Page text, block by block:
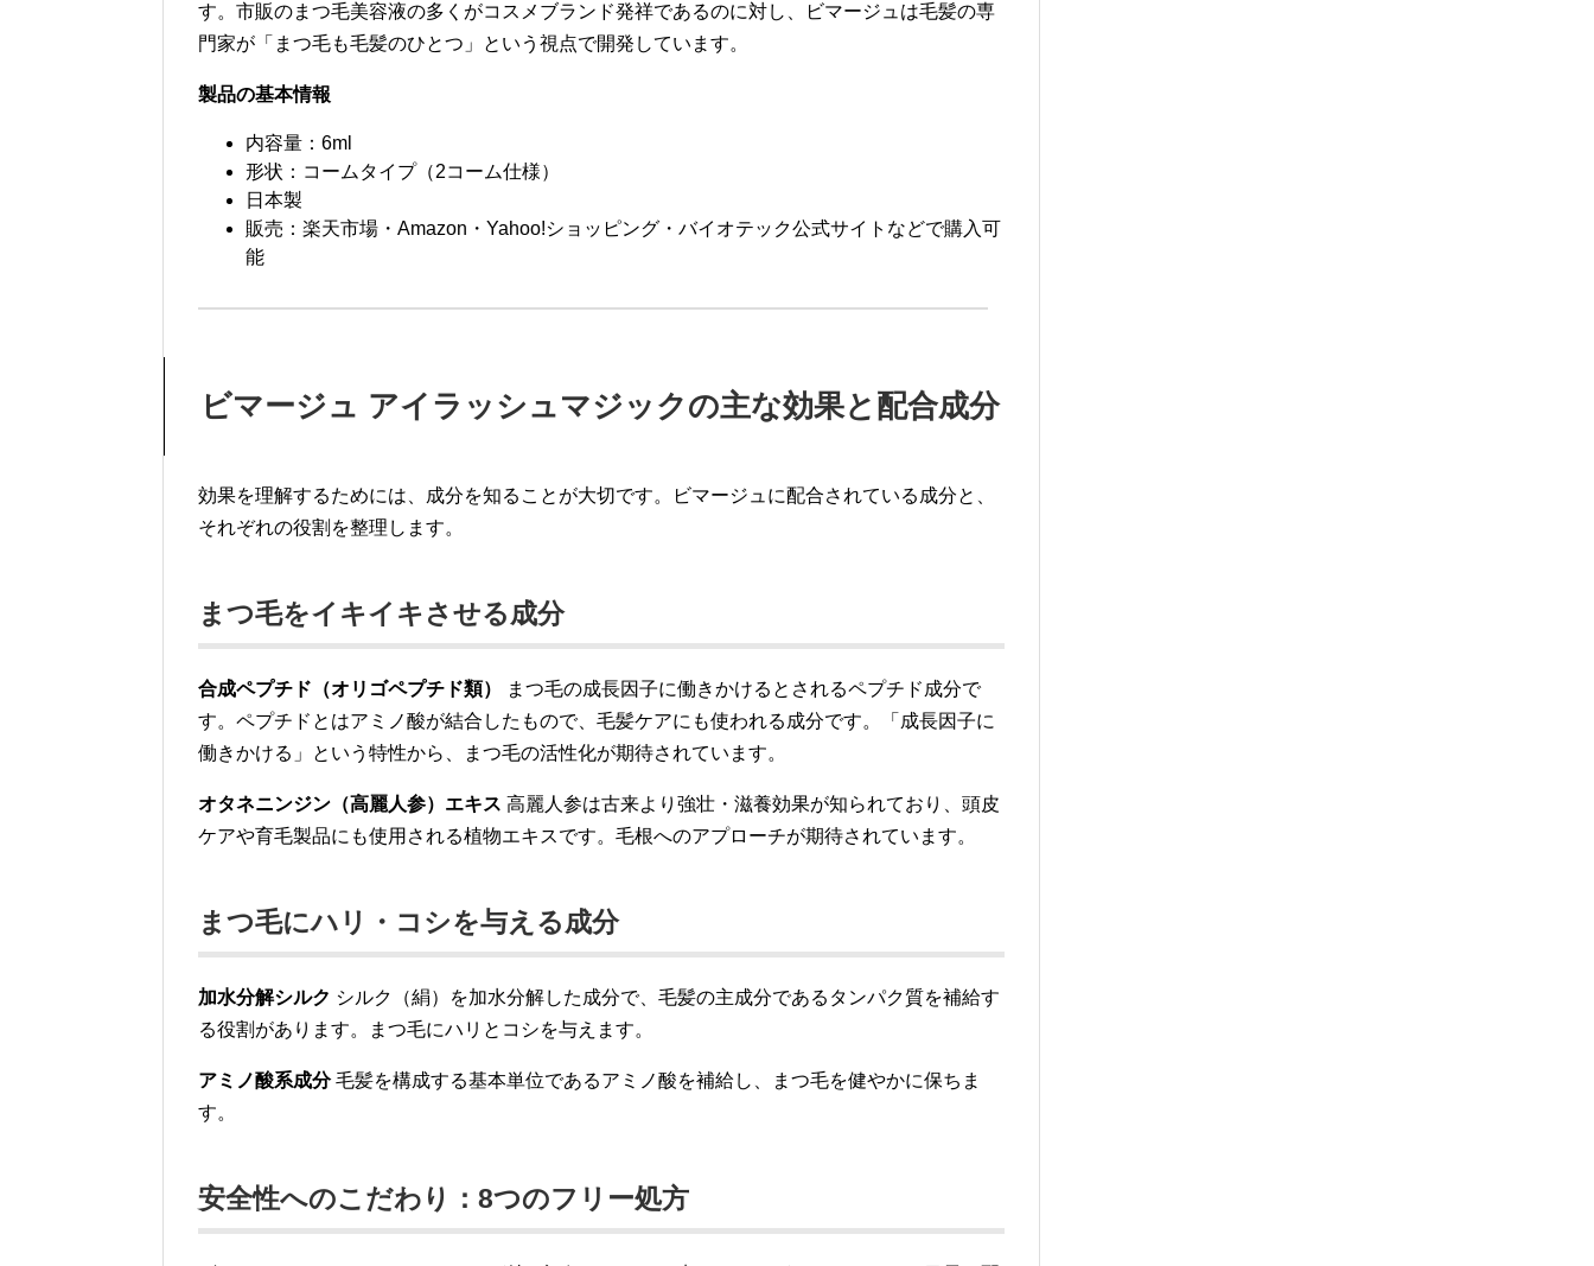
す。市販のまつ毛美容液の多くがコスメブランド発祥であるのに対し、ビマージュは毛髪の専
門家が「まつ毛も毛髪のひとつ」という視点で開発しています。
製品の基本情報
内容量：6ml
形状：コームタイプ（2コーム仕様）
日本製
販売：楽天市場・Amazon・Yahoo!ショッピング・バイオテック公式サイトなどで購入可
能
ビマージュ アイラッシュマジックの主な効果と配合成分
効果を理解するためには、成分を知ることが大切です。ビマージュに配合されている成分と、
それぞれの役割を整理します。
まつ毛をイキイキさせる成分
合成ペプチド（オリゴペプチド類）
まつ毛の成長因子に働きかけるとされるペプチド成分で
す。ペプチドとはアミノ酸が結合したもので、毛髪ケアにも使われる成分です。「成長因子に
働きかける」という特性から、まつ毛の活性化が期待されています。
オタネニンジン（高麗人参）エキス 高麗人参は古来より強壮・滋養効果が知られており、頭皮
ケアや育毛製品にも使用される植物エキスです。毛根へのアプローチが期待されています。
まつ毛にハリ・コシを与える成分
加水分解シルク シルク（絹）を加水分解した成分で、毛髪の主成分であるタンパク質を補給す
る役割があります。まつ毛にハリとコシを与えます。
アミノ酸系成分毛髪を構成する基本単位であるアミノ酸を補給し、まつ毛を健やかに保ちま
す。
安全性へのこだわり：8つのフリー処方